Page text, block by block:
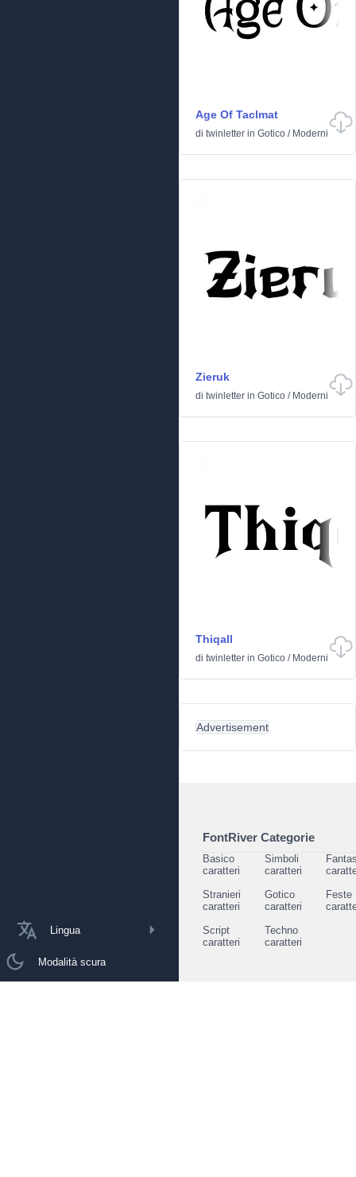
Lingua
Modalità scura
Age Of Taclmat
di twinletter in Gotico / Moderni
Zieruk
di twinletter in Gotico / Moderni
Thiqall
di twinletter in Gotico / Moderni
Advertisement
FontRiver Categorie
Basico
caratteri
Simboli
caratteri
Stranieri
caratteri
Gotico
caratteri
Feste
Script
caratteri
Techno
caratteri